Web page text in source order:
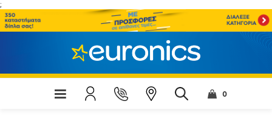
;
0